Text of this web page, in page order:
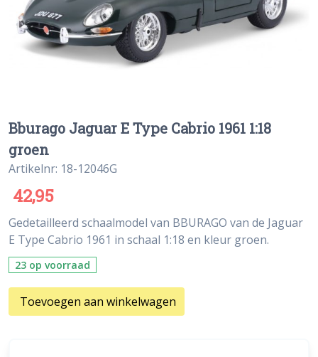
Bburago Jaguar E Type Cabrio 1961 1:18
groen
Artikelnr: 18-12046G
42,95
Gedetailleerd schaalmodel van BBURAGO van de Jaguar
E Type Cabrio 1961 in schaal 1:18 en kleur groen.
23 op voorraad
Toevoegen aan winkelwagen